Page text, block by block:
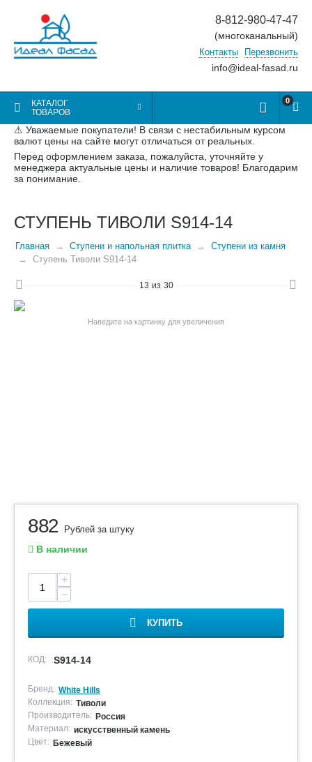
8-812-980-47-47
(многоканальный)
Контакты Перезвонить
info@ideal-fasad.ru
КАТАЛОГ
ТОВАРОВ
0
⚠ Уважаемые покупатели! В связи с нестабильным курсом
валют цены на сайте могут отличаться от реальных.
Перед оформлением заказа, пожалуйста, уточняйте у
менеджера актуальные цены и наличие товаров! Благодарим
за понимание.
СТУПЕНЬ ТИВОЛИ S914-14
Главная Ступени и напольная плитка
Ступени из камня
Ступень Тиволи S914-14
13 из 30
Наведите на картинку для увеличения
882 Рублей за штуку
В наличии
+
−
КУПИТЬ
КОД: S914-14
Бренд: White Hills
Коллекция: Тиволи
Производитель: Россия
Материал: искусственный камень
Цвет: Бежевый